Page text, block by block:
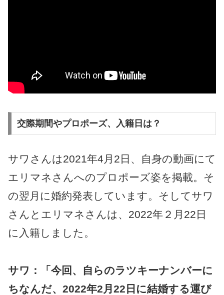
交際期間やプロポーズ、入籍日は？
サワさんは2021年4月2日、自身の動画にて
エリマネさんへのプロポーズ姿を掲載。そ
の翌月に婚約発表しています。そしてサワ
さんとエリマネさんは、2022年２月22日
に入籍しました。
サワ：「今回、自らのラツキーナンバーに
ちなんだ、2022年2月22日に結婚する運び